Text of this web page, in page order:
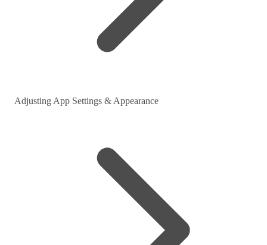
Adjusting App Settings & Appearance